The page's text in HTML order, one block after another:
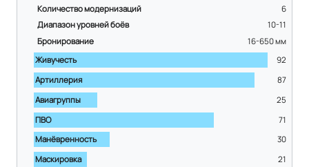
Количество модернизаций
6
Диапазон уровней боёв
10-11
Бронирование
16-650мм
Живучесть
92
Артиллерия
87
Авиагруппы
25
ПВО
71
Манёвренность
30
Маскировка
21